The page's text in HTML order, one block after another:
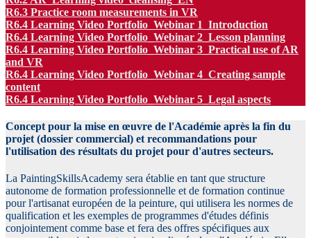
R6.3 Practice room measurements in VR
R6.4 Learning Video Portfolio_Webinar 1_Introduction
R6.4 Learning Video Portfolio_Webinar 2_Lesson planning
R6.4 Learning Video Portfolio_Webinar 3_Practical use of AR
and VR
R6.4 Learning Video Portfolio_Webinar 4_Creating sample
content
R6.4 Learning Video Portfolio_Webinar 5_Legal aspects
Concept pour la mise en œuvre de l'Académie après la fin du
projet (dossier commercial) et recommandations pour
l'utilisation des résultats du projet pour d'autres secteurs.
La PaintingSkillsAcademy sera établie en tant que structure
autonome de formation professionnelle et de formation continue
pour l'artisanat européen de la peinture, qui utilisera les normes de
qualification et les exemples de programmes d'études définis
conjointement comme base et fera des offres spécifiques aux